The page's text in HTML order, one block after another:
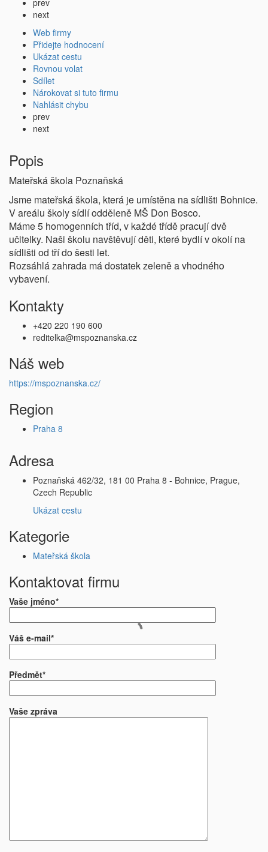
prev
next
Web firmy
Přidejte hodnocení
Ukázat cestu
Rovnou volat
Sdílet
Nárokovat si tuto firmu
Nahlásit chybu
prev
next
Popis
Mateřská škola Poznaňská
Jsme mateřská škola, která je umístěna na sídlišti Bohnice.
V areálu školy sídlí odděleně MŠ Don Bosco.
Máme 5 homogenních tříd, v každé třídě pracují dvě
učitelky. Naši školu navštěvují děti, které bydlí v okolí na
sídlišti od tří do šesti let.
Rozsáhlá zahrada má dostatek zeleně a vhodného
vybavení.
Kontakty
+420 220 190 600
reditelka@mspoznanska.cz
Náš web
https://mspoznanska.cz/
Region
Praha 8
Adresa
Poznaňská 462/32, 181 00 Praha 8 - Bohnice, Prague,
Czech Republic
Ukázat cestu
Kategorie
Mateřská škola
Kontaktovat firmu
Vaše jméno*
Váš e-mail*
Předmět*
Vaše zpráva